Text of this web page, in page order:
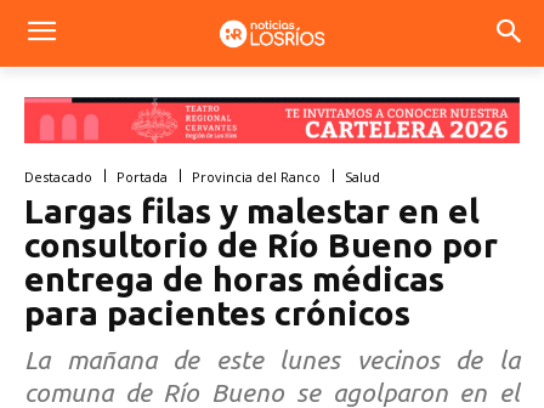
Destacado Portada Provincia del Ranco Salud
Largas filas y malestar en el
consultorio de Río Bueno por
entrega de horas médicas
para pacientes crónicos
La mañana de este lunes vecinos de la
comuna de Río Bueno se agolparon en el